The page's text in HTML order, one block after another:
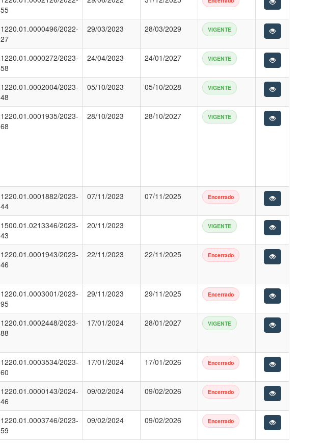
55
1220.01.0000496/2022-
27
29/03/2023 28/03/2029 VIGENTE
1220.01.0000272/2023-
58
24/04/2023 24/01/2027 VIGENTE
1220.01.0002004/2023-
48
05/10/2023 05/10/2028 VIGENTE
1220.01.0001935/2023-
68
28/10/2023 28/10/2027 VIGENTE
1220.01.0001882/2023-
44
07/11/2023 07/11/2025 Encerrado
1500.01.0213346/2023-
43
20/11/2023 VIGENTE
1220.01.0001943/2023-
46
22/11/2023 22/11/2025 Encerrado
1220.01.0003001/2023-
95
29/11/2023 29/11/2025 Encerrado
1220.01.0002448/2023-
88
17/01/2024 28/01/2027 VIGENTE
1220.01.0003534/2023-
60
17/01/2024 17/01/2026 Encerrado
1220.01.0000143/2024-
46
09/02/2024 09/02/2026 Encerrado
1220.01.0003746/2023-
59
09/02/2024 09/02/2026 Encerrado